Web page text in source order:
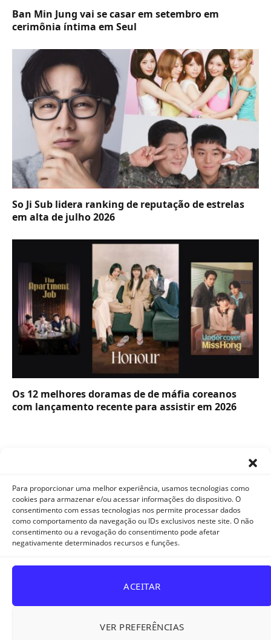
Para proporcionar uma melhor experiência, usamos tecnologias como
cookies para armazenar e/ou acessar informações do dispositivo. O
consentimento com essas tecnologias nos permite processar dados
como comportamento da navegação ou IDs exclusivos neste site. O não
consentimento ou a revogação do consentimento pode afetar
negativamente determinados recursos e funções.
ACEITAR
VER PREFERÊNCIAS
Ban Min Jung vai se casar em setembro em
cerimônia íntima em Seul
So Ji Sub lidera ranking de reputação de estrelas
em alta de julho 2026
Os 12 melhores doramas de de máfia coreanos
com lançamento recente para assistir em 2026
FacebookX
(Twitter)
InstagramPinterestYouTubeTumblr WhatsApp
POLÍTICA DE PRIVACIDADE E COOKIES
TERMOS DE USO
QUEM SOMOS CONTATO